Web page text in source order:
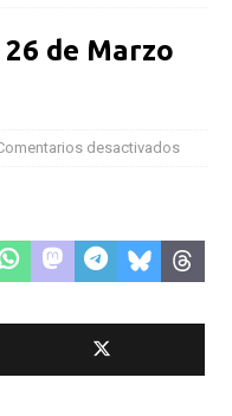
de Marzo
desactivados